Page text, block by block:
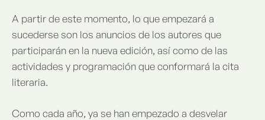
A partir de este momento, lo que empezará a
sucederse son los anuncios de los autores que
participarán en la nueva edición, así como de las
actividades y programación que conformará la cita
literaria.
Como cada año, ya se han empezado a desvelar